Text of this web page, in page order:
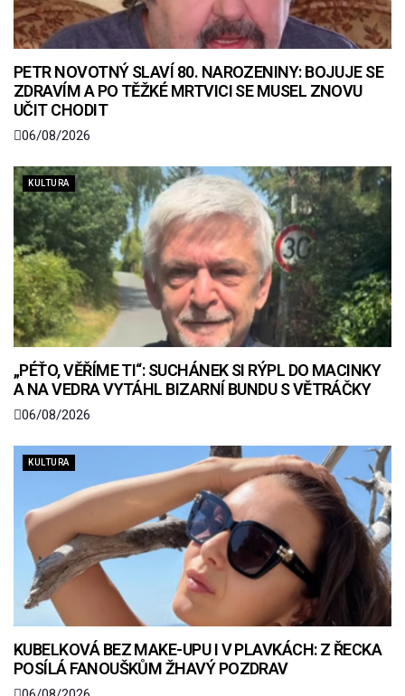
PETR NOVOTNÝ SLAVÍ 80. NAROZENINY: BOJUJE SE
ZDRAVÍM A PO TĚŽKÉ MRTVICI SE MUSEL ZNOVU
UČIT CHODIT
06/08/2026
KULTURA
„PÉŤO, VĚŘÍME TI“: SUCHÁNEK SI RÝPL DO MACINKY
A NA VEDRA VYTÁHL BIZARNÍ BUNDU S VĚTRÁČKY
06/08/2026
KULTURA
KUBELKOVÁ BEZ MAKE-UPU I V PLAVKÁCH: Z ŘECKA
POSÍLÁ FANOUŠKŮM ŽHAVÝ POZDRAV